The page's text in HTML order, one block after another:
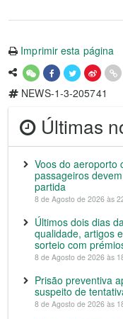
Imprimir esta página
NEWS-1-3-205741
Últimas
Voos do aeroporto
passageiros
partida
8 de Agosto de 2026 às
Últimos dois dias
qualidade, artigos
sorteio com
8 de Agosto de 2026 às
Prisão preventiva
suspeito de
8 de Agosto de 2026 às